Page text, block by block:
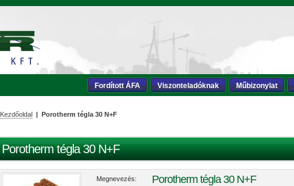
Fordított ÁFA Viszonteladóknak Műbizonylat
Kezdőoldal | Porotherm tégla 30 N+F
Porotherm tégla 30 N+F
Megnevezés: Porotherm tégla 30 N+F